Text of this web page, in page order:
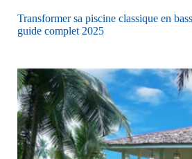
Transformer sa piscine classique en
guide complet 2025